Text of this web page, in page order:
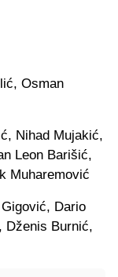
Osman
Nihad Mujakić,
Leon Barišić,
Muharemović
Dario
Dženis Burnić,